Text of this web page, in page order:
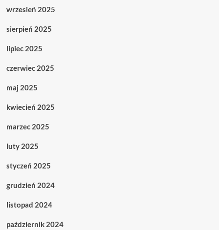
wrzesień 2025
sierpień 2025
lipiec 2025
czerwiec 2025
maj 2025
kwiecień 2025
marzec 2025
luty 2025
styczeń 2025
grudzień 2024
listopad 2024
październik 2024